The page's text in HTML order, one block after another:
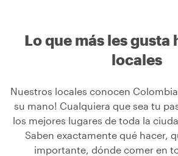
Lo que más les gusta
locales
Nuestros locales conocen
su mano! Cualquiera que sea tu
los mejores lugares de toda la
Saben exactamente qué hacer,
importante, dónde comer en